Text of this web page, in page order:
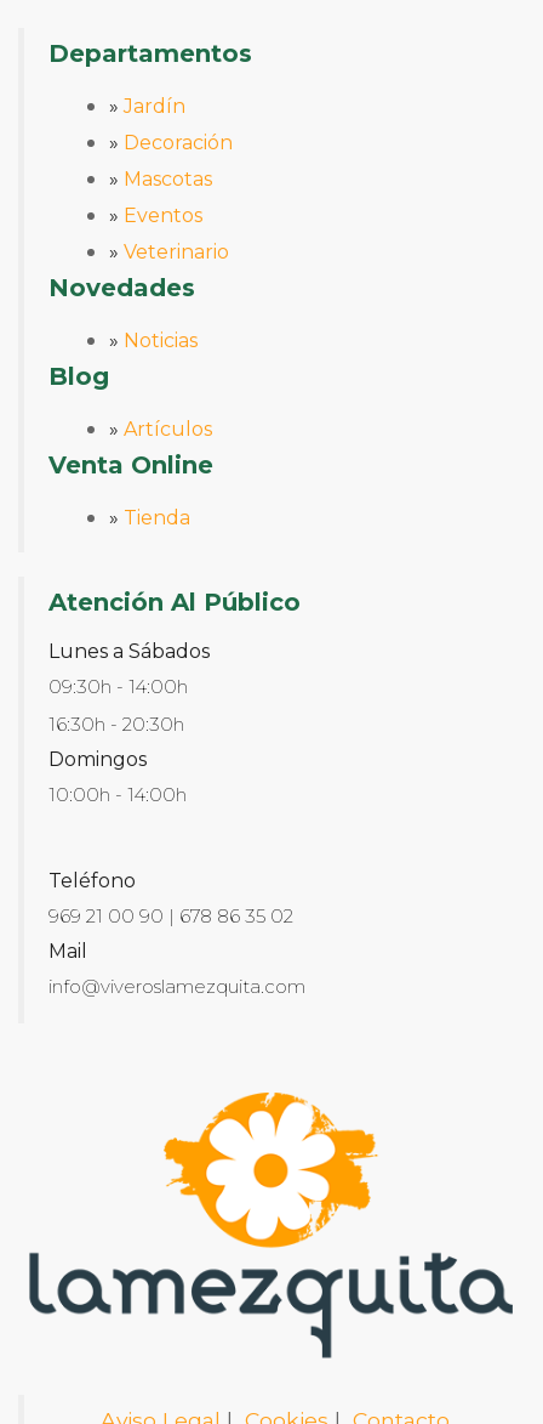
Departamentos
»Jardín
» Decoración
» Mascotas
» Eventos
» Veterinario
Novedades
» Noticias
Blog
» Artículos
Venta Online
» Tienda
Atención Al Público
Lunes a Sábados
09:30h - 14:00h
16:30h - 20:30h
Domingos
10:00h - 14:00h
Teléfono
969 21 00 90 | 678 86 35 02
Mail
info@viveroslamezquita.com